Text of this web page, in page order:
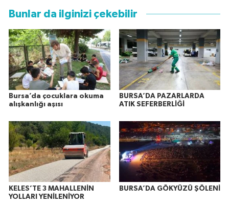
Bunlar da ilginizi çekebilir
Bursa’da çocuklara okuma
alışkanlığı aşısı
BURSA’DA PAZARLARDA
ATIK SEFERBERLİĞİ
KELES’TE 3 MAHALLENİN
YOLLARI YENİLENİYOR
BURSA’DA GÖKYÜZÜ ŞÖLENİ